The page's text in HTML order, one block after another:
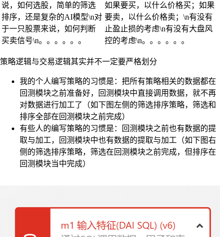
说，如何选股，简单的筛选
排序，还是复杂的AI模型\n对
于一只股票来说，如何判断
买卖信号\n。。。。。。
如果要买，以什么价格买；如果
要卖，以什么价格卖；\n有没有
止盈止损的考虑\n有没有大盘风
控的考虑\n。。。。。。
策略逻辑与交易逻辑其实并不一定要严格划分
我的个人编写策略的习惯是：把所有策略相关的数据都在
回测模块之前准备好，回测模块中直接调用数据，就不再
对数据进行加工了（如下图左侧的筛选排序策略，筛选和
排序全部在回测模块之前完成）
有些人的编写策略的习惯是：回测模块之前也有数据的提
取与加工，回测模块中也有数据的提取与加工（如下图右
侧的筛选排序策略，筛选在回测模块之前完成，但排序在
回测模块当中完成）